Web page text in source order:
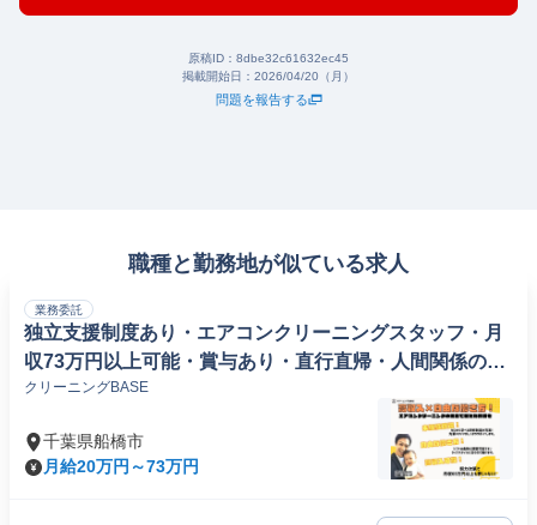
原稿ID： 8dbe32c61632ec45
掲載開始日： 2026/04/20（月）
問題を報告する
職種と勤務地が似ている求人
業務委託
独立支援制度あり・エアコンクリーニングスタッフ・月
収73万円以上可能・賞与あり・直行直帰・人間関係の悩
みゼロ・未経験スタートが8割・手厚い研修で安心スタ
クリーニングBASE
千葉県船橋市
月給20万円～73万円